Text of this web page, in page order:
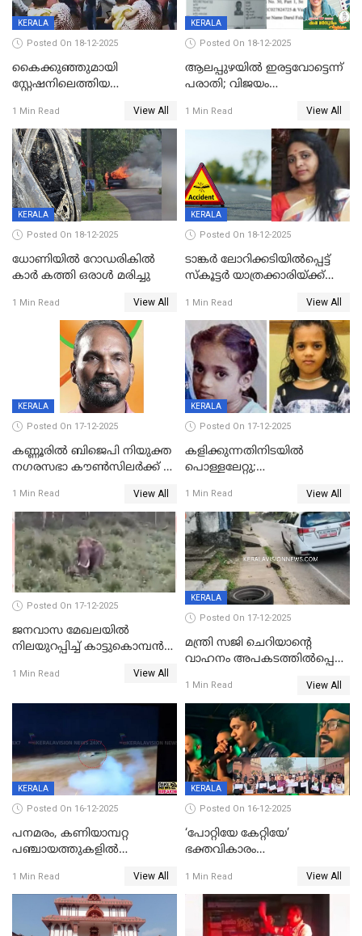
KERALA
Posted On 18-12-2025
കൈക്കുഞ്ഞുമായി
സ്റ്റേഷനിലെത്തിയ
കരണത്തടിച്ചു; CC ടിവി
ദൃശ്യങ്ങൾ പുറത്ത്
1 Min Read View All
KERALA
Posted On 18-12-2025
ആലപ്പുഴയിൽ ഇരട്ടവോട്ടെന്ന്
പരാതി; വിജയം
വാർഡിലെ എൽഡിഎഫ്
സ്ഥാനാർത്ഥി
1 Min Read View All
KERALA
Posted On 18-12-2025
ധോണിയിൽ റോഡരികിൽ
കാർ കത്തി ഒരാൾ മരിച്ചു
1 Min Read View All
KERALA
Posted On 18-12-2025
ടാങ്കർ ലോറിക്കടിയിൽപ്പെട്ട്
സ്കൂട്ടർ യാത്രക്കാരിയ്ക്ക്
കണ്ടോത്ത് ദേശീയ പാതയിൽ
1 Min Read View All
KERALA
Posted On 17-12-2025
കണ്ണൂരിൽ ബിജെപി നിയുക്ത
നഗരസഭാ കൗൺസിലർക്ക് 36
1 Min Read View All
KERALA
Posted On 17-12-2025
കളിക്കുന്നതിനിടയിൽ
പൊള്ളലേറ്റു;
ക്ലാസ് വിദ്യാർത്ഥിനി മരിച്ചു
1 Min Read View All
Posted On 17-12-2025
ജനവാസ മേഖലയില്‍
നിലയുറപ്പിച്ച് കാട്ടുകൊമ്പന്‍
1 Min Read View All
KERALA
Posted On 17-12-2025
മന്ത്രി സജി ചെറിയാന്റെ
വാഹനം അപകടത്തിൽപ്പെട്ടു;
രക്ഷപ്പെട്ടത് തലനാരിടയ്ക്ക്
1 Min Read View All
KERALA
Posted On 16-12-2025
പനമരം, കണിയാമ്പറ്റ
പഞ്ചായത്തുകളിൽ
സ്ഥാപനങ്ങൾക്ക് അവധി
1 Min Read View All
KERALA
Posted On 16-12-2025
‘പോറ്റിയേ കേറ്റിയേ’
ഭക്തവികാരം
ഡിജിപിക്ക് പരാതി; ശക്തമായ
നടപടി വേണമെന്നു
സിപിഐഎമ്മും
1 Min Read View All